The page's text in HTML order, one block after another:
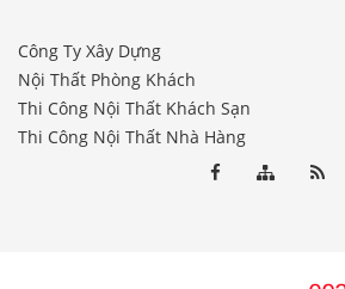
Công Ty Xây Dựng
Nội Thất Phòng Khách
Thi Công Nội Thất Khách Sạn
Thi Công Nội Thất Nhà Hàng